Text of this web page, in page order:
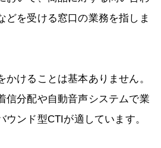
どを受ける窓口の業務を指しま
かけることは基本ありません。
信分配や自動音声システムで業
ンド型CTIが適しています。